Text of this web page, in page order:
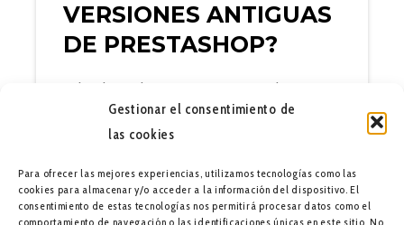
Gestionar el consentimiento de
las cookies
Para ofrecer las mejores experiencias, utilizamos tecnologías como las
cookies para almacenar y/o acceder a la información del dispositivo. El
consentimiento de estas tecnologías nos permitirá procesar datos como el
comportamiento de navegación o las identificaciones únicas en este sitio. No
VERSIONES ANTIGUAS
DE PRESTASHOP?
Si has buscado versiones antiguas de
PrestaShop en su directorio oficial habrás
podido comprobar que las versiones 1.6.x.x
unas semanas, no estuvieron disponibles…